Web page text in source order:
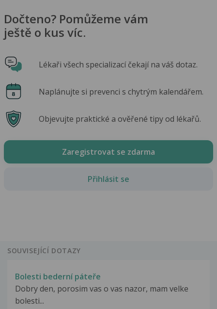
Dočteno? Pomůžeme vám
ještě o kus víc.
Lékaři všech specializací čekají na váš dotaz.
Naplánujte si prevenci s chytrým kalendářem.
Objevujte praktické a ověřené tipy od lékařů.
Zaregistrovat se zdarma
Přihlásit se
SOUVISEJÍCÍ DOTAZY
Bolesti bederní páteře
Dobry den, porosim vas o vas nazor, mam velke
bolesti...